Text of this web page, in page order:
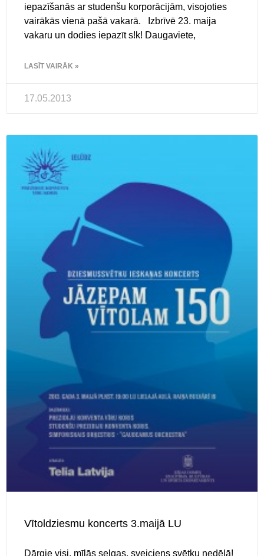
iepazīšanās ar studenšu korporācijām, visojoties
vairākās vienā pašā vakarā. Izbrīvē 23. maija
vakaru un dodies iepazīt s!k! Daugaviete,
LASĪT VAIRĀK »
17.05.2013
Vītoldziesmu koncerts 3.maijā LU
Dārgie visi, mīļās selgas, sveiciens svētku nedēļā!